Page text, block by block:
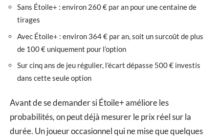
Sans Étoile+ : environ 260 € par an pour une centaine de
tirages
Avec Étoile+ : environ 364 € par an, soit un surcoût de plus
de 100 € uniquement pour l’option
Sur cinq ans de jeu régulier, l’écart dépasse 500 € investis
dans cette seule option
Avant de se demander si Étoile+ améliore les
probabilités, on peut déjà mesurer le prix réel sur la
durée. Un joueur occasionnel qui ne mise que quelques